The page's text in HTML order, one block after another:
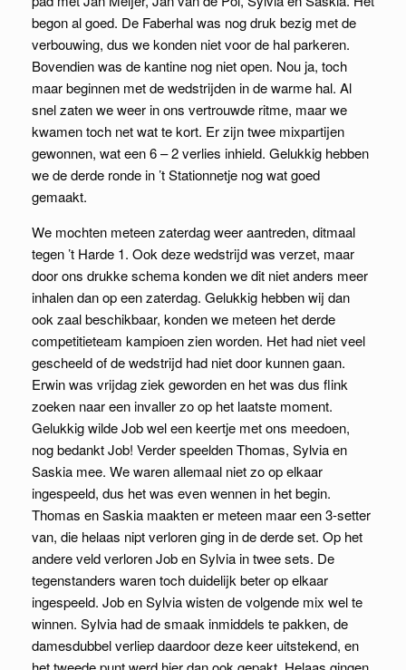
begon al goed. De Faberhal was nog druk bezig met de
verbouwing, dus we konden niet voor de hal parkeren.
Bovendien was de kantine nog niet open. Nou ja, toch
maar beginnen met de wedstrijden in de warme hal. Al
snel zaten we weer in ons vertrouwde ritme, maar we
kwamen toch net wat te kort. Er zijn twee mixpartijen
gewonnen, wat een 6 – 2 verlies inhield. Gelukkig hebben
we de derde ronde in ’t Stationnetje nog wat goed
gemaakt.
We mochten meteen zaterdag weer aantreden, ditmaal
tegen ’t Harde 1. Ook deze wedstrijd was verzet, maar
door ons drukke schema konden we dit niet anders meer
inhalen dan op een zaterdag. Gelukkig hebben wij dan
ook zaal beschikbaar, konden we meteen het derde
competitieteam kampioen zien worden. Het had niet veel
gescheeld of de wedstrijd had niet door kunnen gaan.
Erwin was vrijdag ziek geworden en het was dus flink
zoeken naar een invaller zo op het laatste moment.
Gelukkig wilde Job wel een keertje met ons meedoen,
nog bedankt Job! Verder speelden Thomas, Sylvia en
Saskia mee. We waren allemaal niet zo op elkaar
ingespeeld, dus het was even wennen in het begin.
Thomas en Saskia maakten er meteen maar een 3-setter
van, die helaas nipt verloren ging in de derde set. Op het
andere veld verloren Job en Sylvia in twee sets. De
tegenstanders waren toch duidelijk beter op elkaar
ingespeeld. Job en Sylvia wisten de volgende mix wel te
winnen. Sylvia had de smaak inmiddels te pakken, de
damesdubbel verliep daardoor deze keer uitstekend, en